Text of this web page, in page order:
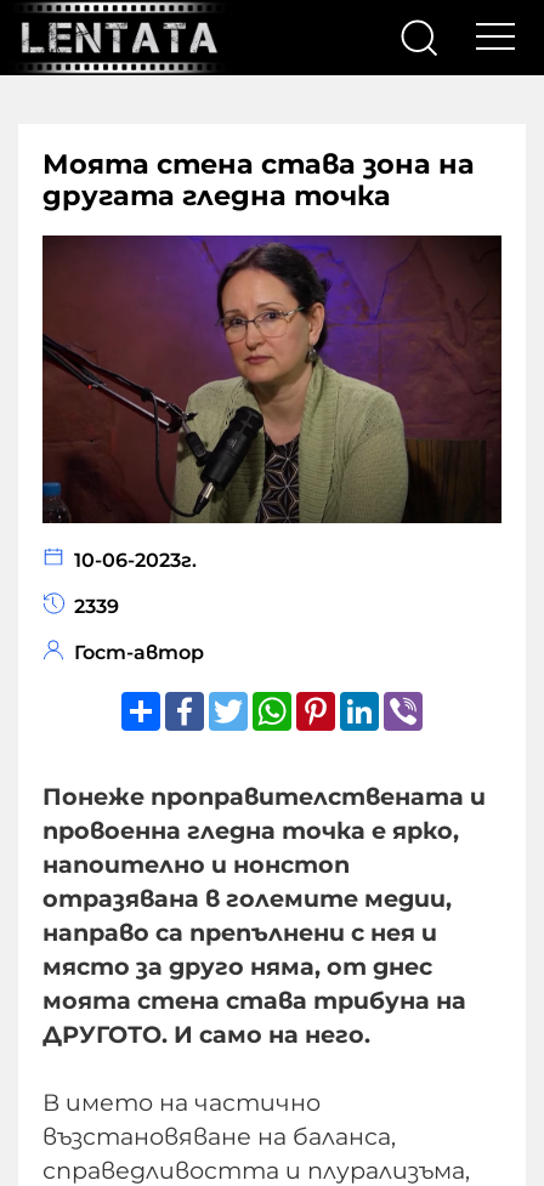
Моята стена става зона на
другата гледна точка
10-06-2023г.
2339
Гост-автор
ShareFacebook
TwitterWhatsApp
Pinterest
LinkedIn
Понеже проправителствената и
провоенна гледна точка е ярко,
напоително и нонстоп
отразявана в големите медии,
направо са препълнени с нея и
място за друго няма, от днес
моята стена става трибуна на
ДРУГОТО. И само на него.
В името на частично
възстановяване на баланса,
справедливостта и плурализъма,